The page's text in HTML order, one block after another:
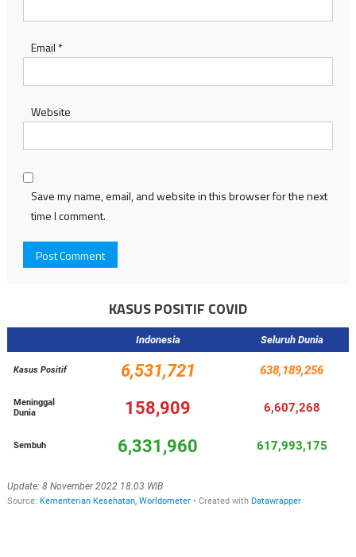
Email *
Website
Save my name, email, and website in this browser for the next
time I comment.
KASUS POSITIF COVID